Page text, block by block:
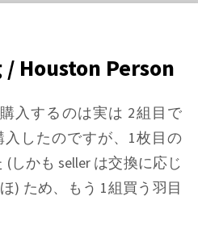
Houston Person
入するのは実は 2組目で
したのですが、1枚目の
しかも seller は交換に応じ
) ため、もう 1組買う羽目